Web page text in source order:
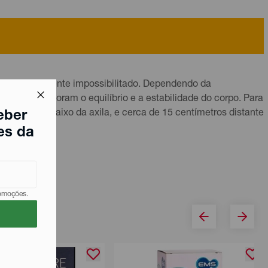
da
totalmente impossibilitado. Dependendo da
elas melhoram o equilíbrio e a estabilidade do corpo. Para
dedos abaixo da axila, e cerca de 15 centímetros distante
graus.